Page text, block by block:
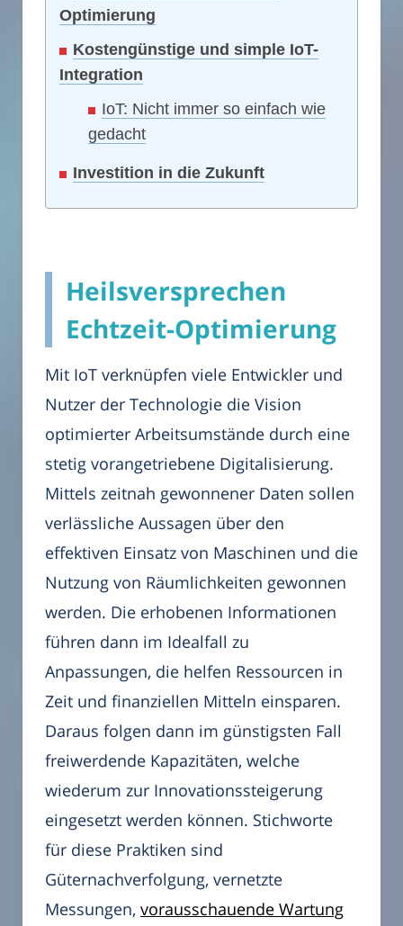
Optimierung
Kostengünstige und simple IoT-
Integration
IoT: Nicht immer so einfach wie
gedacht
Investition in die Zukunft
Heilsversprechen
Echtzeit-Optimierung
Mit IoT verknüpfen viele Entwickler und
Nutzer der Technologie die Vision
optimierter Arbeitsumstände durch eine
stetig vorangetriebene Digitalisierung.
Mittels zeitnah gewonnener Daten sollen
verlässliche Aussagen über den
effektiven Einsatz von Maschinen und die
Nutzung von Räumlichkeiten gewonnen
werden. Die erhobenen Informationen
führen dann im Idealfall zu
Anpassungen, die helfen Ressourcen in
Zeit und finanziellen Mitteln einsparen.
Daraus folgen dann im günstigsten Fall
freiwerdende Kapazitäten, welche
wiederum zur Innovationssteigerung
eingesetzt werden können. Stichworte
für diese Praktiken sind
Güternachverfolgung, vernetzte
Messungen, vorausschauende Wartung